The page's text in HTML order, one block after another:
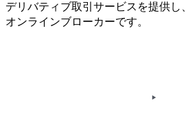
デリバティブ取引サービスを提供し、
オンラインブローカーです。